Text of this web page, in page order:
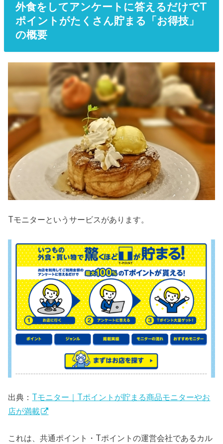
外食をしてアンケートに答えるだけでT
ポイントがたくさん貯まる「お得技」
の概要
Tモニターというサービスがあります。
出典： Tモニター｜Tポイントが貯まる商品モニターやお
店が満載
これは、共通ポイント・Tポイントの運営会社であるカル